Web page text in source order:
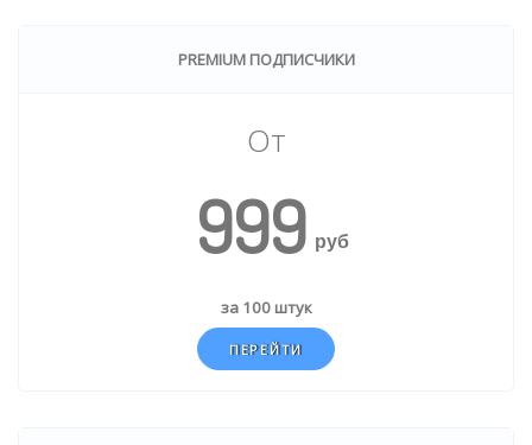
PREMIUM ПОДПИСЧИКИ
От
999руб
за 100 штук
ПЕРЕЙТИ